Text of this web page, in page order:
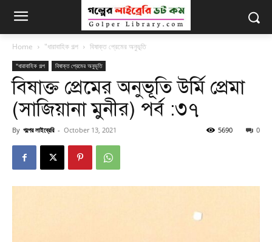
Home "ধারাবাহিক গল্প বিষাক্ত প্রেমের অনুভূতি
"ধারাবাহিক গল্প বিষাক্ত প্রেমের অনুভূতি
বিষাক্ত প্রেমের অনুভূতি উর্মি প্রেমা
(সাজিয়ানা মুনীর) পর্ব :৩৭
By গল্পের লাইব্রেরি - October 13, 2021 0
5690